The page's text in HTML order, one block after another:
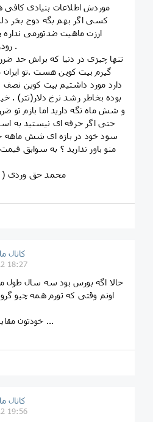
موردش اطلاعات بنیادی
کسی اگر بهم بگه دوج بخر
ارزت ماهیت ضدتورمی
رودربایستی بدونید چی دارید .
گیرم بیت کوین هست .تو
دارد مورد داشتیم بیت کوین
بوده بخاطر رشد نرخ دلار(تتر) .
و شش ماه نگه دارید اما بازم‌ تو
حتی اگر حرفه ای نیستید به
سود خود در بازه ای شش ماهه
منو باور ندارید ؟ به سوابق
🖊محمد حق وردی (
کانال
18:27
حالا اگه بورس بود سه سال طول
اونم وقتی که تورم همه چیو
خودتون مقایسه کنید فرق بازار با بازارو ...
کانال
19:56